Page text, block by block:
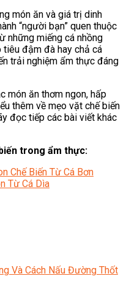
món ăn và giá trị dinh
“người bạn” quen thuộc
những miếng cá nhồng
đậm đà hay chả cá
trải nghiệm ẩm thực đáng
món ăn thơm ngon, hấp
thêm về mẹo vặt chế biến
đọc tiếp các bài viết khác
trong ẩm thực:
Chế Biến Từ Cá Bơn
Từ Cá Dìa
Và Cách Nấu Đường Thốt